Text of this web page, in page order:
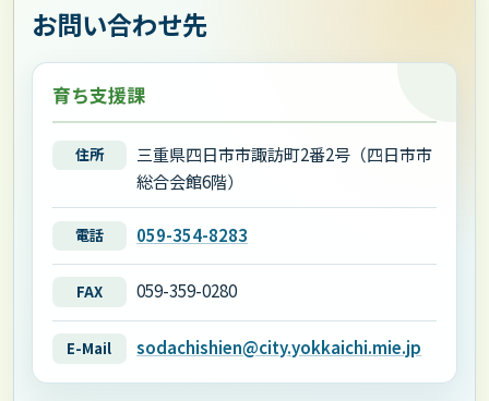
お問い合わせ先
育ち支援課
住所
三重県四日市市諏訪町2番2号（四日市市
総合会館6階）
電話 059-354-8283
FAX 059-359-0280
E-Mail sodachishien@city.yokkaichi.mie.jp